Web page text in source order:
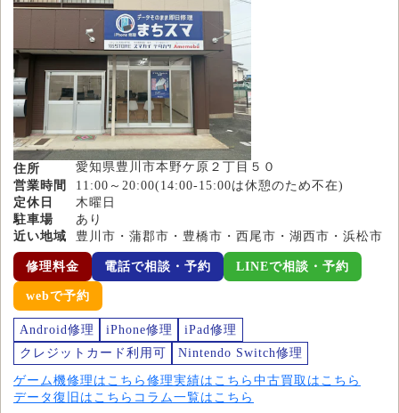
住所
愛知県豊川市本野ケ原２丁目５０
営業時間
11:00～20:00(14:00-15:00は休憩のため不在)
定休日
木曜日
駐車場
あり
近い地域
豊川市・蒲郡市・豊橋市・西尾市・湖西市・浜松市
修理料金 電話で相談・予約 LINEで相談・予約
webで予約
Android修理 iPhone修理
iPad修理
クレジットカード利用可
Nintendo Switch修理
ゲーム機修理はこちら 修理実績はこちら 中古買取はこちら
データ復旧はこちら コラム一覧はこちら